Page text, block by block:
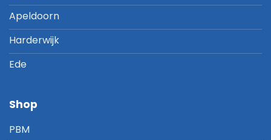
Apeldoorn
Harderwijk
Ede
Shop
PBM